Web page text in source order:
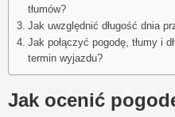
tłumów?
Jak uwzględnić długość dnia
Jak połączyć pogodę, tłumy i
termin wyjazdu?
Jak ocenić